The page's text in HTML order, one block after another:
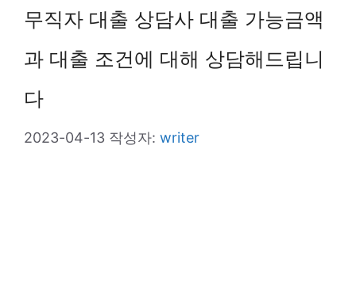
무직자 대출 상담사 대출 가능금액
과 대출 조건에 대해 상담해드립니
다
2023-04-13 작성자: writer